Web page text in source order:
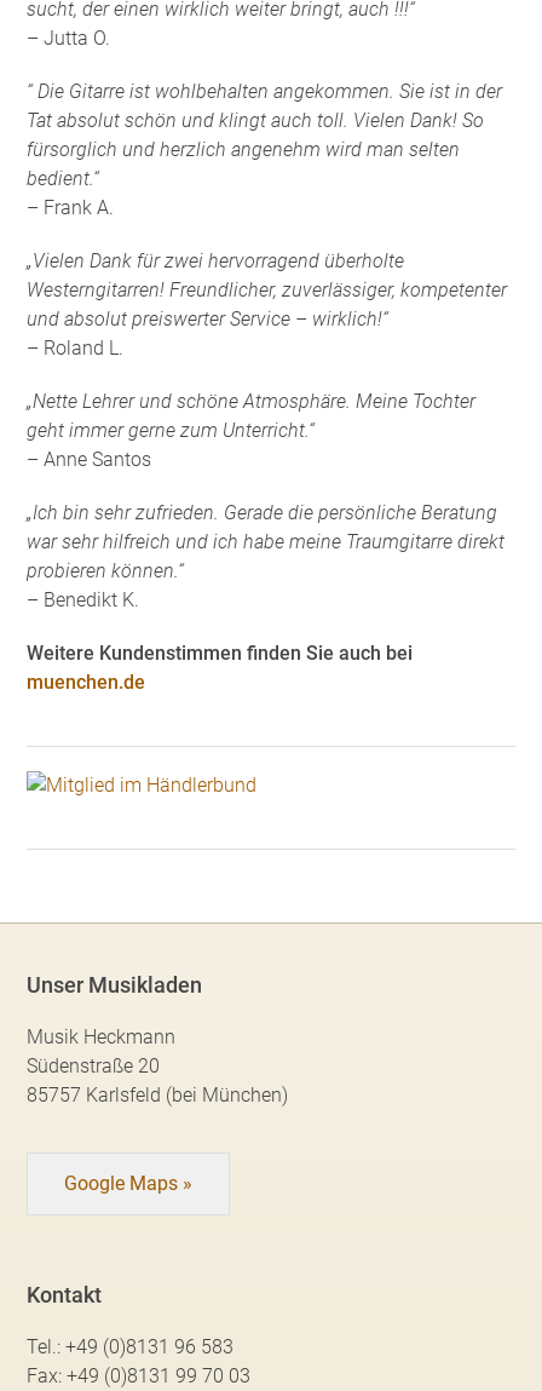
sucht, der einen wirklich weiter bringt, auch !!!“
– Jutta O.
“ Die Gitarre ist wohlbehalten angekommen. Sie ist in der
Tat absolut schön und klingt auch toll. Vielen Dank! So
fürsorglich und herzlich angenehm wird man selten
bedient.“
– Frank A.
„Vielen Dank für zwei hervorragend überholte
Westerngitarren! Freundlicher, zuverlässiger, kompetenter
und absolut preiswerter Service – wirklich!“
– Roland L.
„Nette Lehrer und schöne Atmosphäre. Meine Tochter
geht immer gerne zum Unterricht.“
– Anne Santos
„Ich bin sehr zufrieden. Gerade die persönliche Beratung
war sehr hilfreich und ich habe meine Traumgitarre direkt
probieren können.“
– Benedikt K.
Weitere Kundenstimmen finden Sie auch bei
muenchen.de
Unser Musikladen
Musik Heckmann
Südenstraße 20
85757 Karlsfeld (bei München)
Google Maps »
Kontakt
Tel.:+49 (0)8131 96 583
Fax:+49 (0)8131 99 70 03